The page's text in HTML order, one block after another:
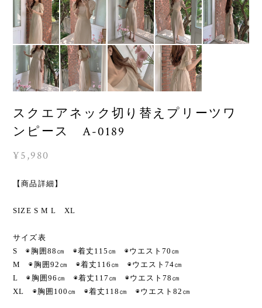
スクエアネック切り替えプリーツワ
ンピース A-0189
¥5,980
【商品詳細】
SIZE S M L XL
サイズ表
S ◉胸囲88㎝ ◉着丈115㎝ ◉ウエスト70㎝
M ◉胸囲92㎝ ◉着丈116㎝ ◉ウエスト74㎝
L ◉胸囲96㎝ ◉着丈117㎝ ◉ウエスト78㎝
XL ◉胸囲100㎝ ◉着丈118㎝ ◉ウエスト82㎝